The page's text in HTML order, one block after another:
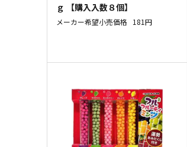
ｇ 【購入入数８個】
メーカー希望小売価格 181円